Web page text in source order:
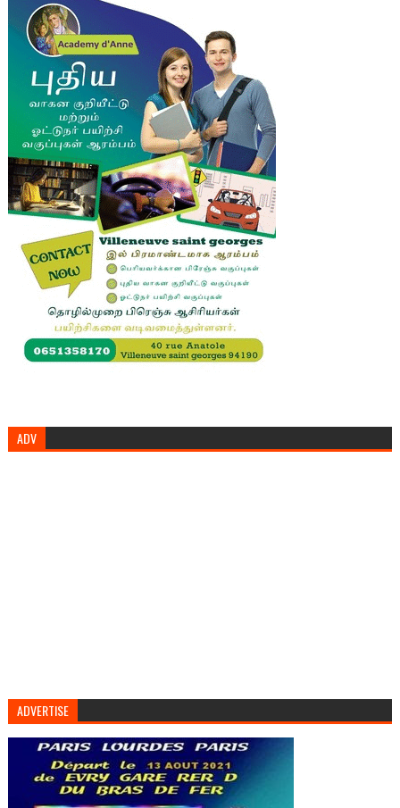
ADV
ADVERTISE